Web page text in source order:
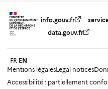
info.gouv.fr
data.gouv.fr
FR EN
Mentions légalesLegal notices
Accessibilité : partiellement